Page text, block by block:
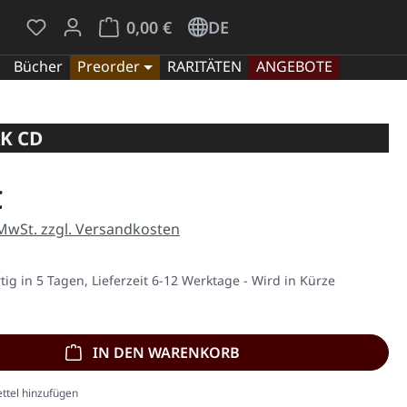
Du hast 0 Produkte auf dem Merkzettel
0,00 €
Warenkorb enthält 0 Positionen. Der
DE
Bücher Preorder RARITÄTEN ANGEBOTE
CD
zzgl. Versandkosten
in 5 Tagen, Lieferzeit 6-12 Werktage - Wird in Kürze
IN DEN WARENKORB
hinzufügen